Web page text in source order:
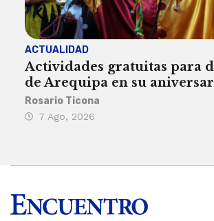
ACTUALIDAD
Actividades gratuitas para
de Arequipa en su
Rosario Ticona
7 Ago, 2026